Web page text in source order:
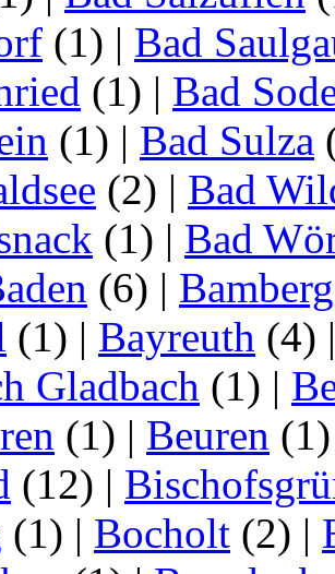
(1) | Bad
(1) | Bad
(1) | Bad Sulza
(2) | Bad
(1) | Bad
(6) | Bamberg
(1) | Bayreuth (4)
Gladbach (1) |
(1) | Beuren
(12) |
(1) | Bocholt (2) |